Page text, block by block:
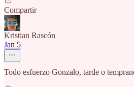
Compartir
Kristian Rascón
Jan 5
Todo esfuerzo Gonzalo, tarde o